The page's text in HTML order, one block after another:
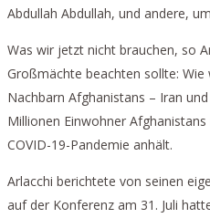
Abdullah Abdullah, und andere,
Was wir jetzt nicht brauchen, so
Großmächte beachten sollte: Wie
Nachbarn Afghanistans – Iran
Millionen Einwohner
COVID-19-Pandemie anhält.
Arlacchi berichtete von seinen
auf der Konferenz am 31. Juli